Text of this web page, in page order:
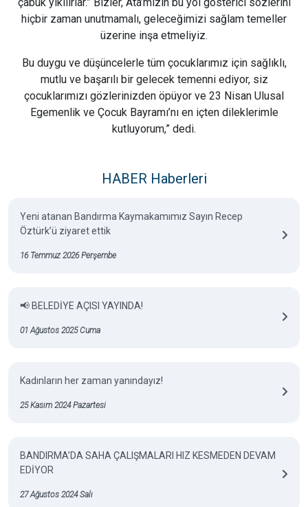
hiçbir zaman unutmamalı, geleceğimizi sağlam temeller
üzerine inşa etmeliyiz.
Bu duygu ve düşüncelerle tüm çocuklarımız için sağlıklı,
mutlu ve başarılı bir gelecek temenni ediyor, siz
çocuklarımızı gözlerinizden öpüyor ve 23 Nisan Ulusal
Egemenlik ve Çocuk Bayramı’nı en içten dileklerimle
kutluyorum,” dedi.
HABER Haberleri
Yeni atanan Bandırma Kaymakamımız Sayın Recep
Öztürk’ü ziyaret ettik
16 Temmuz 2026 Perşembe
📢 BELEDİYE AÇISI YAYINDA!
01 Ağustos 2025 Cuma
Kadınların her zaman yanındayız!
25 Kasım 2024 Pazartesi
BANDIRMA’DA SAHA ÇALIŞMALARI HIZ KESMEDEN DEVAM
EDİYOR
27 Ağustos 2024 Salı